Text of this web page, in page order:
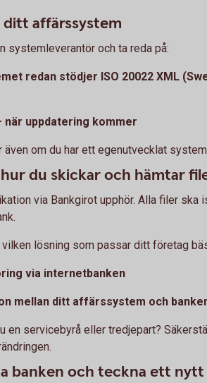
ditt affärssystem
systemleverantör och ta reda på:
redan stödjer ISO 20022 XML
när uppdatering kommer
även om du har ett egenutvecklat
du skickar och hämtar
via Bankgirot upphör. Alla filer ska
vilken lösning som passar ditt företag
via internetbanken
mellan ditt affärssystem och
en servicebyrå eller tredjepart?
banken och teckna ett nytt